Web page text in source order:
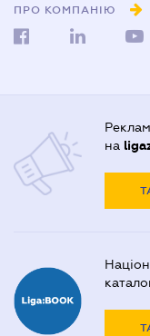
ПРО КОМПАНІЮ
на